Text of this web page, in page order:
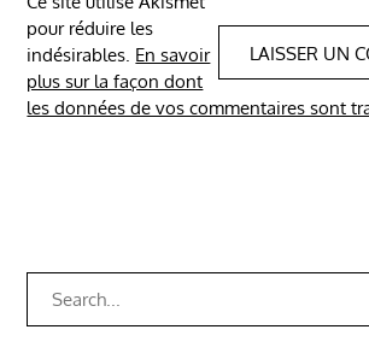
pour réduire les
indésirables. En savoir
plus sur la façon dont
les données de vos commentaires sont
for: